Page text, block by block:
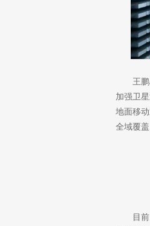
王
加强卫
地面移
全域覆
目